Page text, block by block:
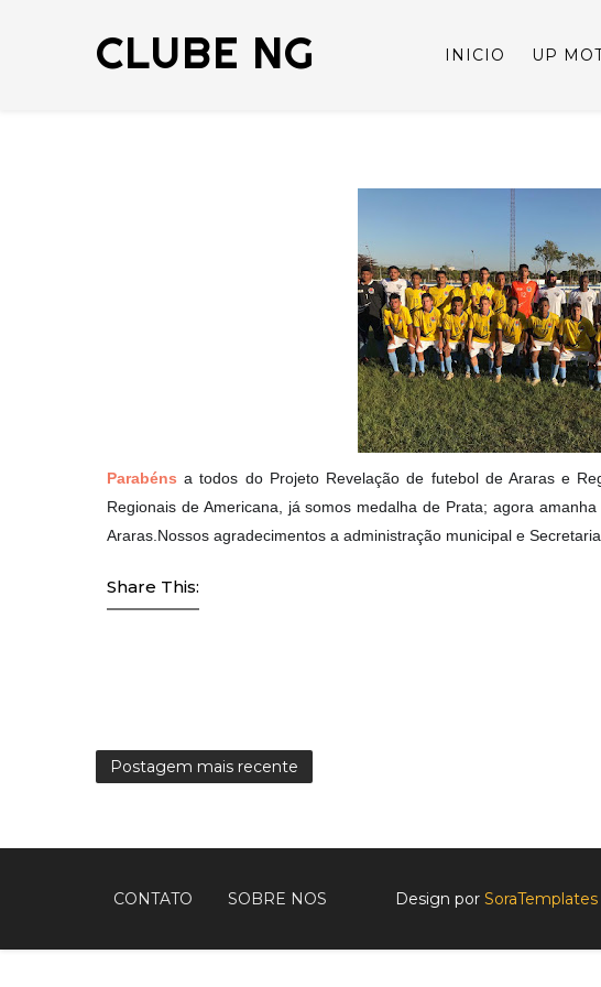
CLUBE NG INICIO UP
Parabéns a todos do Projeto Revelação de futebol de Araras e
Regionais de Americana, já somos medalha de Prata; agora
Araras.Nossos agradecimentos a administração municipal e
Share This:
Postagem mais recente
CONTATO SOBRE NOS Design por SoraTemplates